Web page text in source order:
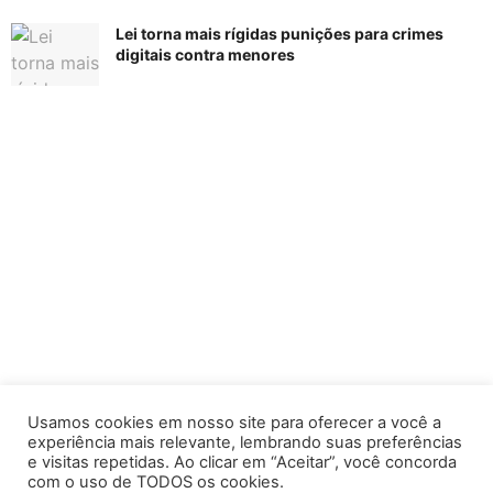
Lei torna mais rígidas punições para crimes
digitais contra menores
Usamos cookies em nosso site para oferecer a você a
experiência mais relevante, lembrando suas preferências
e visitas repetidas. Ao clicar em “Aceitar”, você concorda
com o uso de TODOS os cookies.